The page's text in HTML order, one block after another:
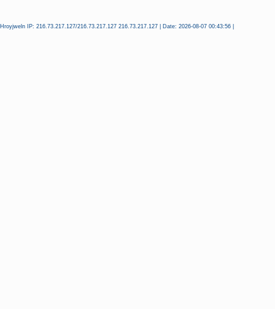
Hroyjweln IP: 216.73.217.127/216.73.217.127 216.73.217.127 | Date: 2026-08-07 00:43:56 |